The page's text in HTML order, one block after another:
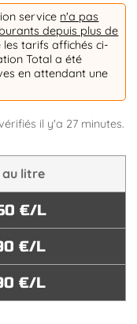
service n'a pas
depuis plus de
tarifs affichés ci-
Total a été
en attendant une
il y'a 27 minutes.
au litre
€/L
€/L
€/L